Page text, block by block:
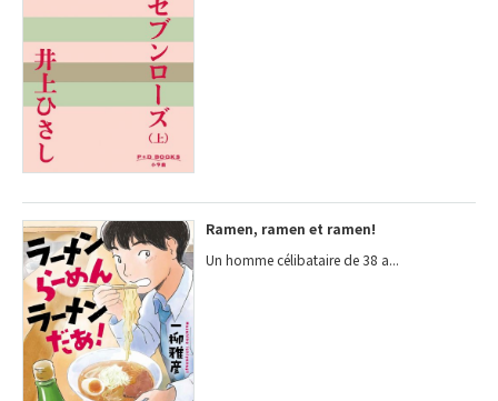
Ramen, ramen et ramen!
Un homme célibataire de 38 a...